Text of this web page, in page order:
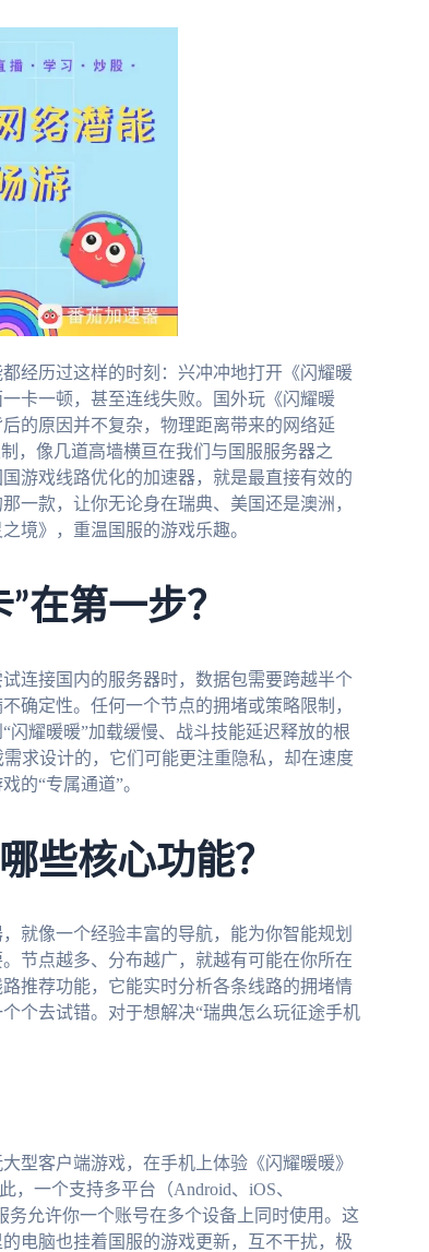
经历过这样的时刻：兴冲冲地打开《闪耀暖
卡一顿，甚至连线失败。国外玩《闪耀暖
的原因并不复杂，物理距离带来的网络延
，像几道高墙横亘在我们与国服服务器之
游戏线路优化的加速器，就是最直接有效的
一款，让你无论身在瑞典、美国还是澳洲，
境》，重温国服的游戏乐趣。
在第一步？
连接国内的服务器时，数据包需要跨越半个
确定性。任何一个节点的拥堵或策略限制，
耀暖暖”加载缓慢、战斗技能延迟释放的根
求设计的，它们可能更注重隐私，却在速度
的“专属通道”。
些核心功能？
就像一个经验丰富的导航，能为你智能规划
节点越多、分布越广，就越有可能在你所在
推荐功能，它能实时分析各条线路的拥堵情
个去试错。对于想解决“瑞典怎么玩征途手机
型客户端游戏，在手机上体验《闪耀暖暖》
一个支持多平台（Android、iOS、
务允许你一个账号在多个设备上同时使用。这
电脑也挂着国服的游戏更新，互不干扰，极